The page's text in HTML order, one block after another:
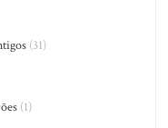
(31)
(1)